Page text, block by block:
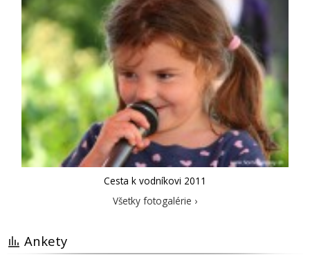
Cesta k vodníkovi 2011
Všetky fotogalérie ›
Ankety